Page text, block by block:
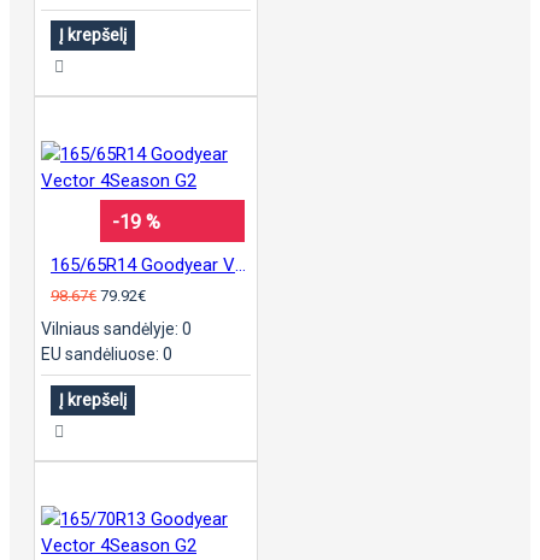
Į krepšelį
-19 %
98.67€ 79.92€
Vilniaus sandėlyje: 0
EU sandėliuose: 0
Į krepšelį